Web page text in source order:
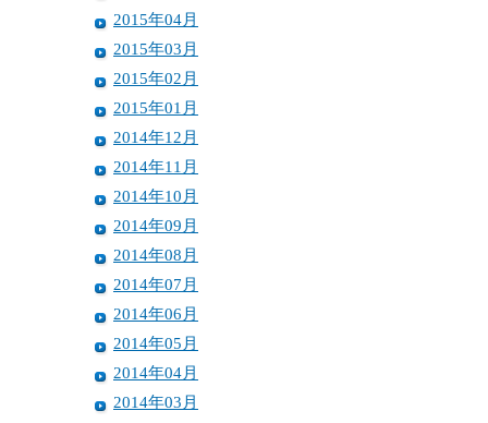
2015年04月
2015年03月
2015年02月
2015年01月
2014年12月
2014年11月
2014年10月
2014年09月
2014年08月
2014年07月
2014年06月
2014年05月
2014年04月
2014年03月